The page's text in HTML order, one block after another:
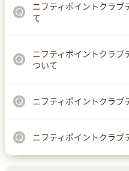
ニフティポイントクラブ
て
ニフティポイントクラブ
ついて
ニフティポイントクラブ
ニフティポイントクラブ